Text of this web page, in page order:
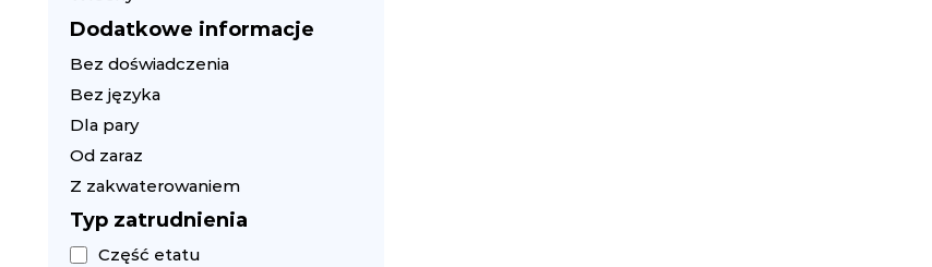
Dodatkowe informacje
Bez doświadczenia
Bez języka
Dla pary
Od zaraz
Z zakwaterowaniem
Typ zatrudnienia
Część etatu